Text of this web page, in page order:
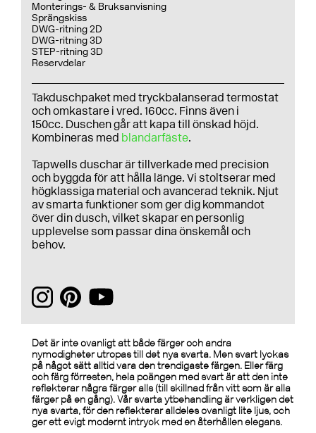
Monterings- & Bruksanvisning
Sprängskiss
DWG-ritning 2D
DWG-ritning 3D
STEP-ritning 3D
Reservdelar
Takduschpaket med tryckbalanserad termostat
och omkastare i vred. 160cc. Finns även i
150cc. Duschen går att kapa till önskad höjd.
Kombineras med blandarfäste.
Tapwells duschar är tillverkade med precision
och byggda för att hålla länge. Vi stoltserar med
högklassiga material och avancerad teknik. Njut
av smarta funktioner som ger dig kommandot
över din dusch, vilket skapar en personlig
upplevelse som passar dina önskemål och
behov.
Det är inte ovanligt att både färger och andra
nymodigheter utropas till det nya svarta. Men svart lyckas
på något sätt alltid vara den trendigaste färgen. Eller färg
och färg förresten, hela poängen med svart är att den inte
reflekterar några färger alls (till skillnad från vitt som är alla
färger på en gång). Vår svarta ytbehandling är verkligen det
nya svarta, för den reflekterar alldeles ovanligt lite ljus, och
ger ett evigt modernt intryck med en återhållen elegans.